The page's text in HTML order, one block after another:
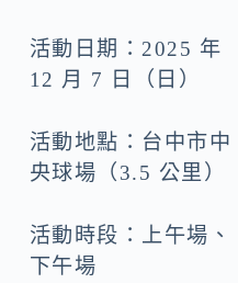
活動日期：2025 年
12 月 7 日（日）
活動地點：台中市中
央球場（3.5 公里）
活動時段：上午場、
下午場